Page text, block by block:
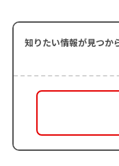
知りたい情報が見つか